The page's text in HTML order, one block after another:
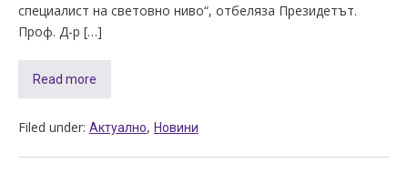
специалист на световно ниво“, отбеляза Президетът.
Проф. Д-р […]
Read more
Filed under: Актуално, Новини